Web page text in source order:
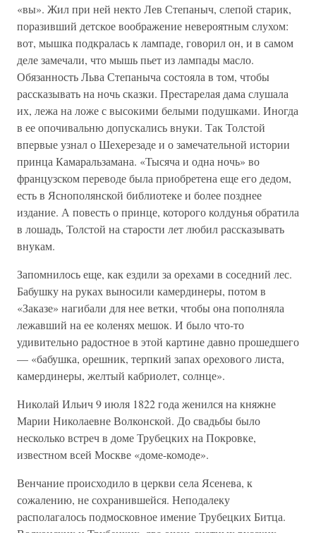
«вы». Жил при ней некто Лев Степаныч, слепой старик,
поразивший детское воображение невероятным слухом:
вот, мышка подкралась к лампаде, говорил он, и в самом
деле замечали, что мышь пьет из лампады масло.
Обязанность Льва Степаныча состояла в том, чтобы
рассказывать на ночь сказки. Престарелая дама слушала
их, лежа на ложе с высокими белыми подушками. Иногда
в ее опочивальню допускались внуки. Так Толстой
впервые узнал о Шехерезаде и о замечательной истории
принца Камаральзамана. «Тысяча и одна ночь» во
французском переводе была приобретена еще его дедом,
есть в Яснополянской библиотеке и более позднее
издание. А повесть о принце, которого колдунья обратила
в лошадь, Толстой на старости лет любил рассказывать
внукам.
Запомнилось еще, как ездили за орехами в соседний лес.
Бабушку на руках выносили камердинеры, потом в
«Заказе» нагибали для нее ветки, чтобы она пополняла
лежавший на ее коленях мешок. И было что-то
удивительно радостное в этой картине давно прошедшего
— «бабушка, орешник, терпкий запах орехового листа,
камердинеры, желтый кабриолет, солнце».
Николай Ильич 9 июля 1822 года женился на княжне
Марии Николаевне Волконской. До свадьбы было
несколько встреч в доме Трубецких на Покровке,
известном всей Москве «доме-комоде».
Венчание происходило в церкви села Ясенева, к
сожалению, не сохранившейся. Неподалеку
располагалось подмосковное имение Трубецких Битца.